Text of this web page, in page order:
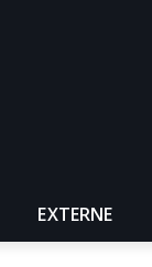
EXTERNE